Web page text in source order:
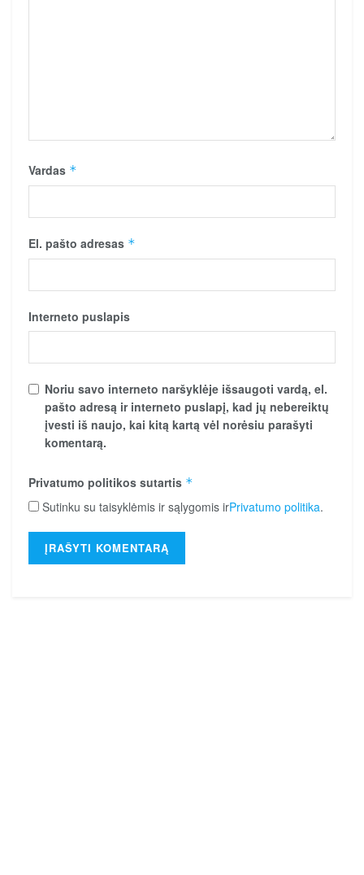
Vardas *
El. pašto adresas *
Interneto puslapis
Noriu savo interneto naršyklėje išsaugoti vardą, el.
pašto adresą ir interneto puslapį, kad jų nebereiktų
įvesti iš naujo, kai kitą kartą vėl norėsiu parašyti
komentarą.
Privatumo politikos sutartis *
Sutinku su taisyklėmis ir sąlygomis irPrivatumo politika.